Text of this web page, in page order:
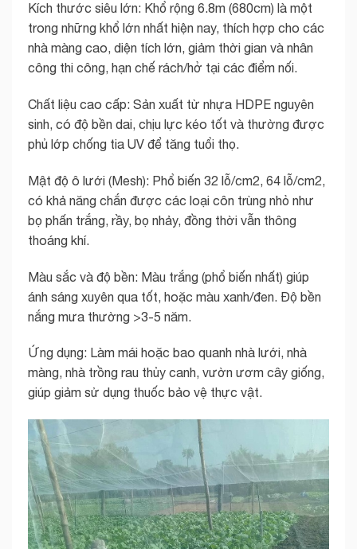
Kích thước siêu lớn: Khổ rộng 6.8m (680cm) là một
trong những khổ lớn nhất hiện nay, thích hợp cho các
nhà màng cao, diện tích lớn, giảm thời gian và nhân
công thi công, hạn chế rách/hở tại các điểm nối.
Chất liệu cao cấp: Sản xuất từ nhựa HDPE nguyên
sinh, có độ bền dai, chịu lực kéo tốt và thường được
phủ lớp chống tia UV để tăng tuổi thọ.
Mật độ ô lưới (Mesh): Phổ biến 32 lỗ/cm2, 64 lỗ/cm2,
có khả năng chắn được các loại côn trùng nhỏ như
bọ phấn trắng, rầy, bọ nhảy, đồng thời vẫn thông
thoáng khí.
Màu sắc và độ bền: Màu trắng (phổ biến nhất) giúp
ánh sáng xuyên qua tốt, hoặc màu xanh/đen. Độ bền
nắng mưa thường >3-5 năm.
Ứng dụng: Làm mái hoặc bao quanh nhà lưới, nhà
màng, nhà trồng rau thủy canh, vườn ươm cây giống,
giúp giảm sử dụng thuốc bảo vệ thực vật.